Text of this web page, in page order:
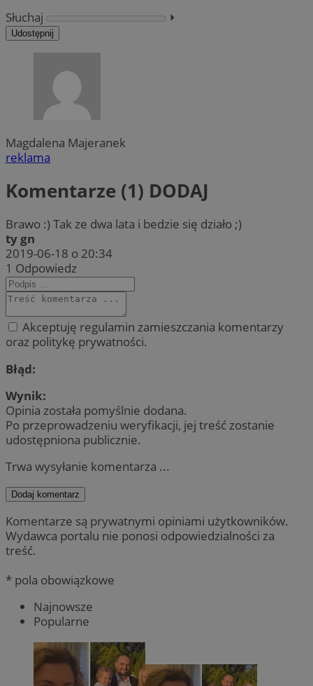
Słuchaj
⏵︎
Udostępnij
Magdalena Majeranek
reklama
Komentarze (1) DODAJ
Brawo :) Tak ze dwa lata i bedzie się działo ;)
ty gn
2019-06-18 o 20:34
1 Odpowiedz
Akceptuję regulamin zamieszczania komentarzy
oraz politykę prywatności.
Błąd:
Wynik:
Opinia została pomyślnie dodana.
Po przeprowadzeniu weryfikacji, jej treść zostanie
udostępniona publicznie.
Trwa wysyłanie komentarza ...
Dodaj komentarz
Komentarze są prywatnymi opiniami użytkowników.
Wydawca portalu nie ponosi odpowiedzialności za
treść.
* pola obowiązkowe
Najnowsze
Popularne